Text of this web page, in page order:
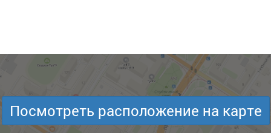
Посмотреть расположение на карте